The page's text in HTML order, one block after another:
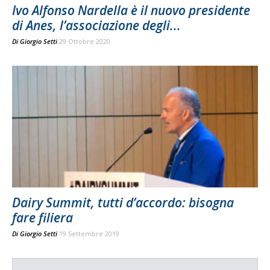
Ivo Alfonso Nardella è il nuovo presidente
di Anes, l’associazione degli...
Di Giorgio Setti 29 Ottobre 2020
Dairy Summit, tutti d’accordo: bisogna
fare filiera
Di Giorgio Setti 19 Settembre 2019